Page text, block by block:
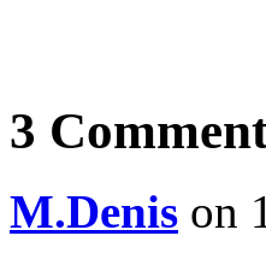
3
M.Denis on